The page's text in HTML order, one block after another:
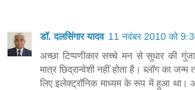
डॉ. दलसिंगार यादव 11 नवंबर 2010 को
अच्छा टिप्पणीकार सच्चे मन से सुधार की
मात्र छिद्रान्वेशी नहीं होता है। ब्लॉग का
लिए इलेक्ट्रॉनिक माध्यम के रूप में हुआ था।